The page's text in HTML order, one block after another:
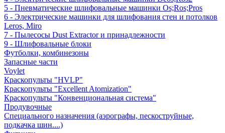
5 - Пневматические шлифовальные машинки Os;Ros;Pros
6 - Электрические машинки для шлифования стен и потолков
Leros, Miro
7 - Пылесосы Dust Extractor и принадлежности
9 - Шлифовальные блоки
Футболки, комбинезоны
Запасные части
Voylet
Краскопульты "HVLP"
Краскопульты "Excellent Atomization"
Краскопульты "Конвенциональная система"
Продувочные
Специального назначения (аэрографы, пескоструйные,
подкачка шин....)